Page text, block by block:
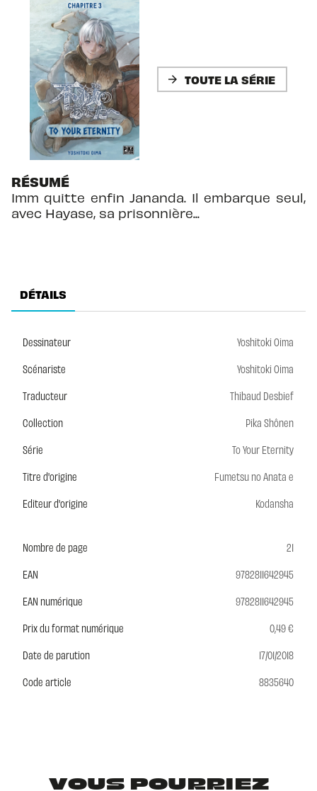
arrow_forward TOUTE LA SÉRIE
RÉSUMÉ
Imm quitte enfin Jananda. Il embarque seul,
avec Hayase, sa prisonnière...
DÉTAILS
Dessinateur
Yoshitoki Oima
Scénariste
Yoshitoki Oima
Traducteur
Thibaud Desbief
Collection
Pika Shônen
Série
To Your Eternity
Titre d'origine
Fumetsu no Anata e
Editeur d'origine
Kodansha
Nombre de page
21
EAN
9782811642945
EAN numérique
9782811642945
Prix du format numérique
0,49 €
Date de parution
17/01/2018
Code article
8835640
VOUS POURRIEZ